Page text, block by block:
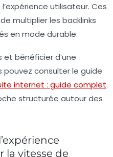
utilisateur. Ces
multiplier les backlinks
en mode durable.
bénéficier d’une
consulter le guide
internet : guide complet.
structurée autour des
la vitesse de